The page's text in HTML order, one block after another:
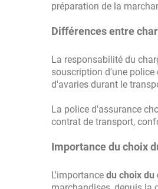
préparation de la
Différences entre
La responsabilité du
souscription d'une police
d'avaries durant le
La police d'assurance
contrat de transport,
Importance du choix
L'importance du choix du